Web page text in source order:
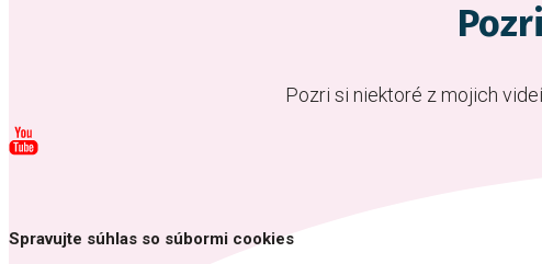
Pozri si niektoré z mojich
Spravujte súhlas so súbormi cookies